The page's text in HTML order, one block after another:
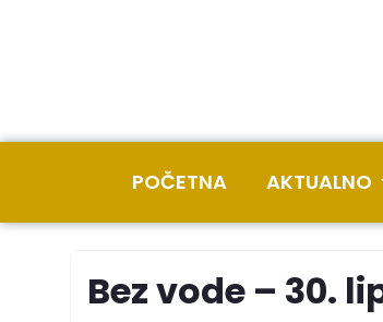
POČETNA AKTUALNO
Bez vode – 30.